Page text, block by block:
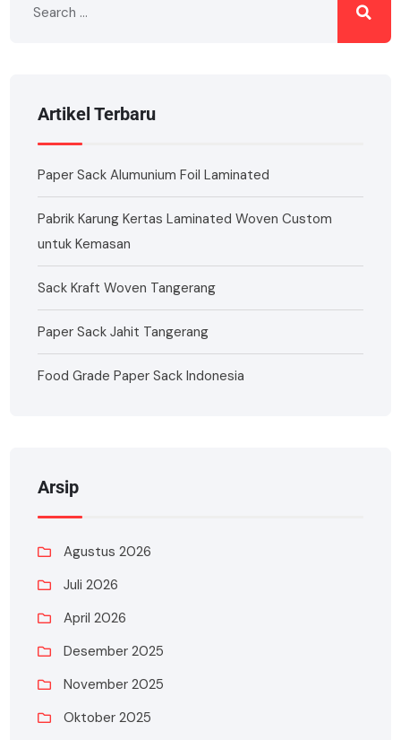
Artikel Terbaru
Paper Sack Alumunium Foil Laminated
Pabrik Karung Kertas Laminated Woven Custom
untuk Kemasan
Sack Kraft Woven Tangerang
Paper Sack Jahit Tangerang
Food Grade Paper Sack Indonesia
Arsip
Agustus 2026
Juli 2026
April 2026
Desember 2025
November 2025
Oktober 2025